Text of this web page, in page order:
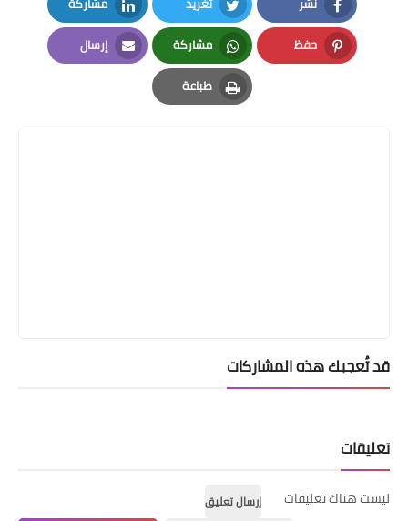
Facebook
Twitter
LinkedIn
حفظ
Pinterest
مشاركة
Whatsapp
إرسال
Email
طباعة
Print
قد تُعجبك هذه المشاركات
تعليقات
ليست هناك تعليقات
إرسال تعليق